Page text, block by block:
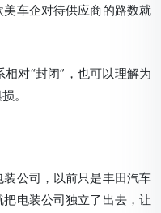
车企对待供应商的路数就
对“封闭”，也可以理解为
。
公司，以前只是丰田汽车
电装公司独立了出去，让